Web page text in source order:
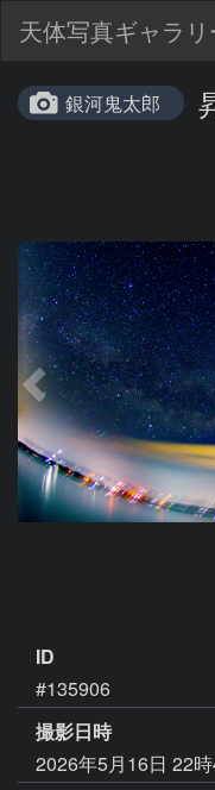
天体写真ギャラリ
銀河鬼太郎
ID
#135906
撮影日時
2026年5月16日 22